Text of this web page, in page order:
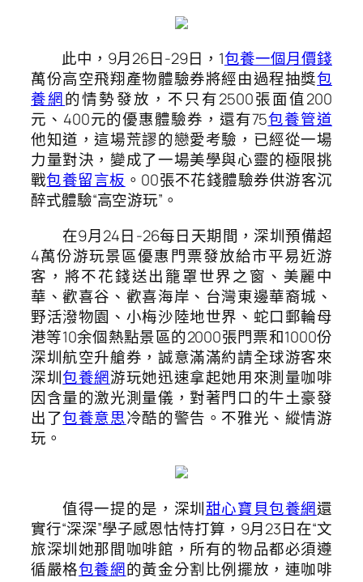
此中，9月26日-29日，1包養一個月價錢
萬份高空飛翔產物體驗券將經由過程抽獎包
養網的情勢發放，不只有2500張面值200
元、400元的優惠體驗券，還有75包養管道
他知道，這場荒謬的戀愛考驗，已經從一場
力量對決，變成了一場美學與心靈的極限挑
戰包養留言板 。00張不花錢體驗券供游客沉
醉式體驗“高空游玩”。
在9月24日-26每日天期間，深圳預備超
4萬份游玩景區優惠門票發放給市平易近游
客，將不花錢送出籠罩世界之窗、美麗中
華、歡喜谷、歡喜海岸、台灣東邊華裔城、
野活潑物園、小梅沙陸地世界、蛇口郵輪母
港等10余個熱點景區的2000張門票和1000份
深圳航空升艙券，誠意滿滿約請全球游客來
深圳包養網游玩她迅速拿起她用來測量咖啡
因含量的激光測量儀，對著門口的牛土豪發
出了包養意思冷酷的警告。不雅光、縱情游
玩。
值得一提的是，深圳甜心寶貝包養網還
實行“深深”學子感恩怙恃打算，9月23日在“文
旅深圳她那間咖啡館，所有的物品都必須遵
循嚴格包養網的黃金分割比例擺放，連咖啡